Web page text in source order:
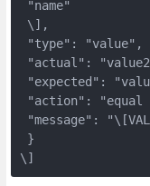
"name"
\],
"type": "value",
"actual":
"expected":
"action":
"message":
}
\]